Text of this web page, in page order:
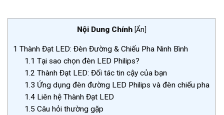
Nội Dung Chính [Ẩn]
1 Thành Đạt LED: Đèn Đường & Chiếu Pha Ninh Bình
1.1 Tại sao chọn đèn LED Philips?
1.2 Thành Đạt LED: Đối tác tin cậy của bạn
1.3 Ứng dụng đèn đường LED Philips và đèn chiếu pha
1.4 Liên hệ Thành Đạt LED
1.5 Câu hỏi thường gặp